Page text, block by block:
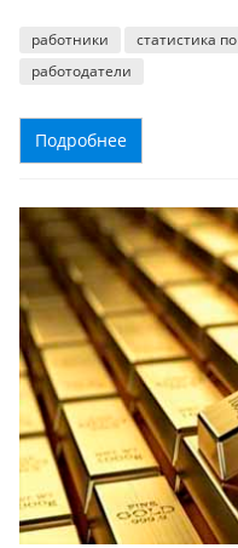
работники
статистика
работодатели
Подробнее